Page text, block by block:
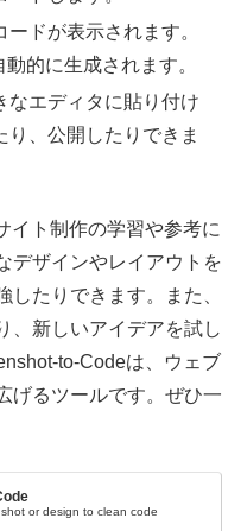
ドが表示されます。
的に生成されます。
なエディタに貼り付け
り、公開したりできま
イト制作の学習や参考に
デザインやレイアウトを
たりできます。また、
、新しいアイデアを試し
to-Codeは、ウェブ
げるツールです。ぜひ一
or design to clean code